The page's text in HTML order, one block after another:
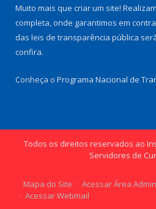
Muito mais que criar um site!
completa, onde garantimos em
das leis de transparência pública
confira.
Conheça o Programa Nacional de
Todos os direitos reservados ao
Servidores de
Mapa do Site
Acessar Área
Acessar Webmail